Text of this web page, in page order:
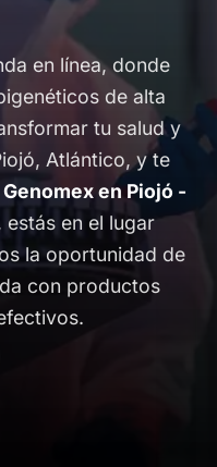
en línea, donde
de alta
tu salud y
Atlántico, y te
en Piojó -
estás en el lugar
la oportunidad de
con productos